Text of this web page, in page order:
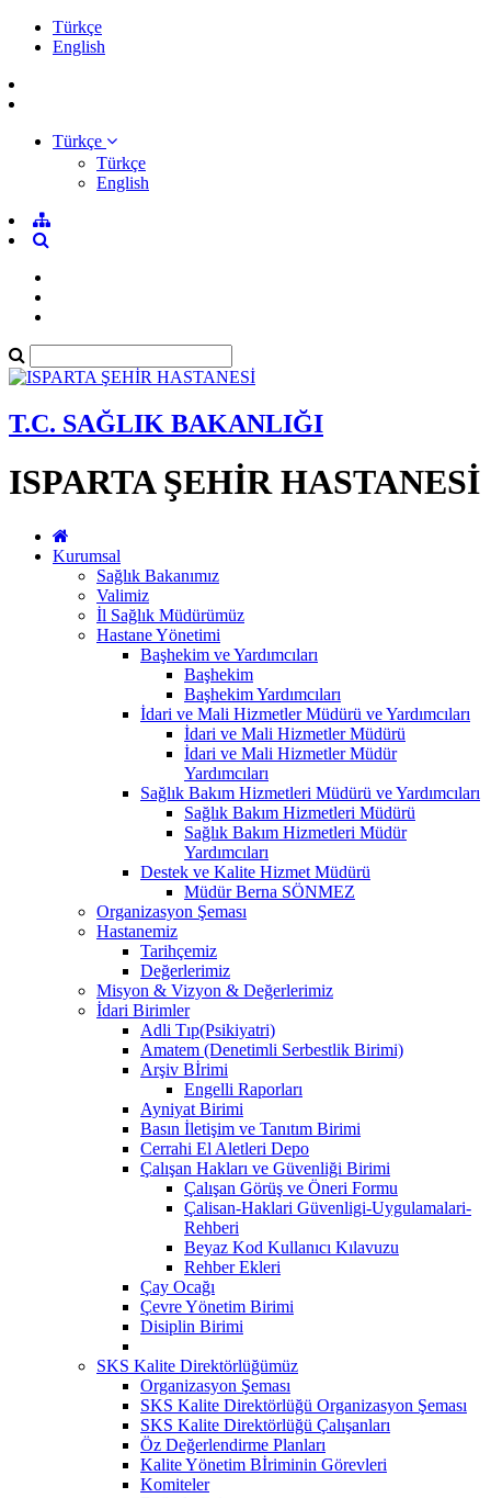
Türkçe
English
Türkçe
Türkçe
English
T.C. SAĞLIK BAKANLIĞI
ISPARTA ŞEHİR HASTANESİ
Kurumsal
Sağlık Bakanımız
Valimiz
İl Sağlık Müdürümüz
Hastane Yönetimi
Başhekim ve Yardımcıları
Başhekim
Başhekim Yardımcıları
İdari ve Mali Hizmetler Müdürü ve Yardımcıları
İdari ve Mali Hizmetler Müdürü
İdari ve Mali Hizmetler Müdür
Yardımcıları
Sağlık Bakım Hizmetleri Müdürü ve Yardımcıları
Sağlık Bakım Hizmetleri Müdürü
Sağlık Bakım Hizmetleri Müdür
Yardımcıları
Destek ve Kalite Hizmet Müdürü
Müdür Berna SÖNMEZ
Organizasyon Şeması
Hastanemiz
Tarihçemiz
Değerlerimiz
Misyon & Vizyon & Değerlerimiz
İdari Birimler
Adli Tıp(Psikiyatri)
Amatem (Denetimli Serbestlik Birimi)
Arşiv Bİrimi
Engelli Raporları
Ayniyat Birimi
Basın İletişim ve Tanıtım Birimi
Cerrahi El Aletleri Depo
Çalışan Hakları ve Güvenliği Birimi
Çalışan Görüş ve Öneri Formu
Çalisan-Haklari Güvenligi-Uygulamalari-
Rehberi
Beyaz Kod Kullanıcı Kılavuzu
Rehber Ekleri
Çay Ocağı
Çevre Yönetim Birimi
Disiplin Birimi
SKS Kalite Direktörlüğümüz
Organizasyon Şeması
SKS Kalite Direktörlüğü Organizasyon Şeması
SKS Kalite Direktörlüğü Çalışanları
Öz Değerlendirme Planları
Kalite Yönetim Bİriminin Görevleri
Komiteler